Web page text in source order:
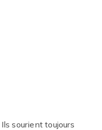
sourient toujours